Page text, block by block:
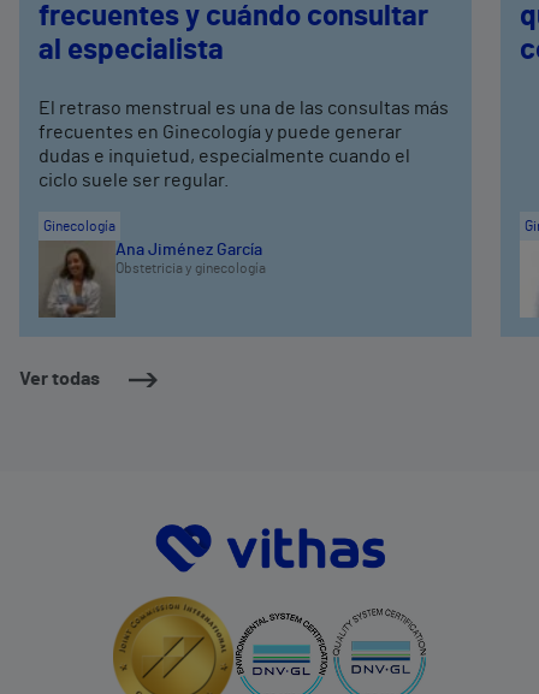
Ver todas
frecuentes y cuándo consultar
al especialista
El retraso menstrual es una de las consultas más
frecuentes en Ginecología y puede generar
dudas e inquietud, especialmente cuando el
ciclo suele ser regular.
Ginecología
Ana Jiménez García
Obstetricia y ginecología